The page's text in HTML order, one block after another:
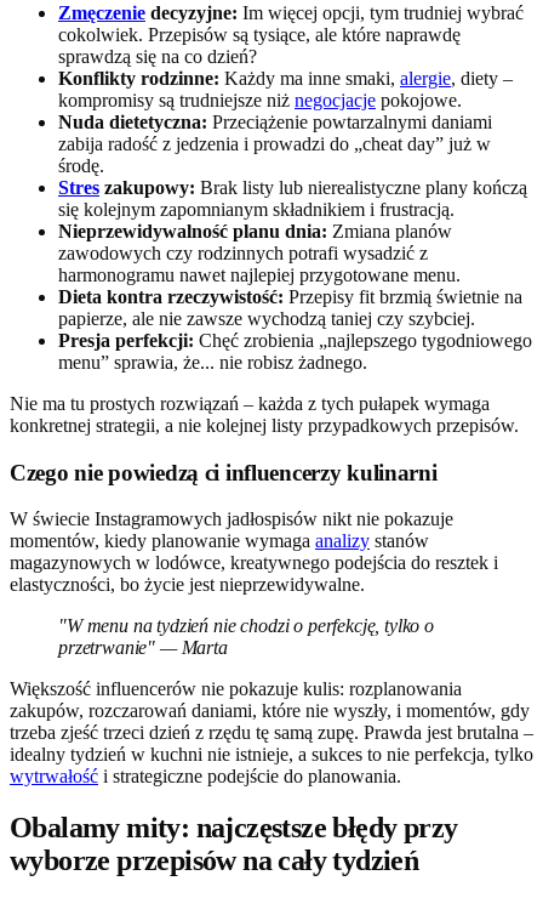
Zmęczenie decyzyjne: Im więcej opcji, tym trudniej wybrać
cokolwiek. Przepisów są tysiące, ale które naprawdę
sprawdzą się na co dzień?
Konflikty rodzinne: Każdy ma inne smaki, alergie, diety –
kompromisy są trudniejsze niż negocjacje pokojowe.
Nuda dietetyczna: Przeciążenie powtarzalnymi daniami
zabija radość z jedzenia i prowadzi do „cheat day” już w
środę.
Stres zakupowy: Brak listy lub nierealistyczne plany kończą
się kolejnym zapomnianym składnikiem i frustracją.
Nieprzewidywalność planu dnia: Zmiana planów
zawodowych czy rodzinnych potrafi wysadzić z
harmonogramu nawet najlepiej przygotowane menu.
Dieta kontra rzeczywistość: Przepisy fit brzmią świetnie na
papierze, ale nie zawsze wychodzą taniej czy szybciej.
Presja perfekcji: Chęć zrobienia „najlepszego tygodniowego
menu” sprawia, że... nie robisz żadnego.
Nie ma tu prostych rozwiązań – każda z tych pułapek wymaga
konkretnej strategii, a nie kolejnej listy przypadkowych przepisów.
Czego nie powiedzą ci influencerzy kulinarni
W świecie Instagramowych jadłospisów nikt nie pokazuje
momentów, kiedy planowanie wymaga analizy stanów
magazynowych w lodówce, kreatywnego podejścia do resztek i
elastyczności, bo życie jest nieprzewidywalne.
"W menu na tydzień nie chodzi o perfekcję, tylko o
przetrwanie" — Marta
Większość influencerów nie pokazuje kulis: rozplanowania
zakupów, rozczarowań daniami, które nie wyszły, i momentów, gdy
trzeba zjeść trzeci dzień z rzędu tę samą zupę. Prawda jest brutalna –
idealny tydzień w kuchni nie istnieje, a sukces to nie perfekcja, tylko
wytrwałość i strategiczne podejście do planowania.
Obalamy mity: najczęstsze błędy przy
wyborze przepisów na cały tydzień